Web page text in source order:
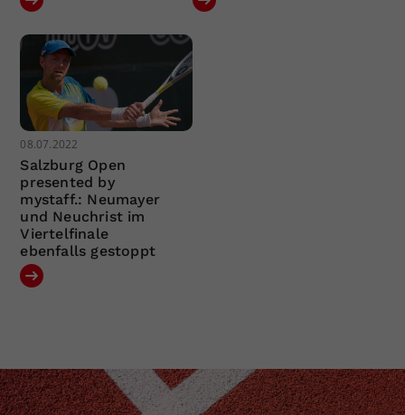
08.07.2022
Salzburg Open
presented by
mystaff.: Neumayer
und Neuchrist im
Viertelfinale
ebenfalls gestoppt